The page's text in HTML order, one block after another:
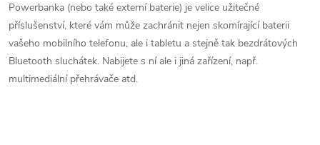
Powerbanka (nebo také externí baterie) je velice užitečné
příslušenství, které vám může zachránit nejen skomírající baterii
vašeho mobilního telefonu, ale i tabletu a stejně tak bezdrátových
Bluetooth sluchátek. Nabijete s ní ale i jiná zařízení, např.
multimediální přehrávače atd.